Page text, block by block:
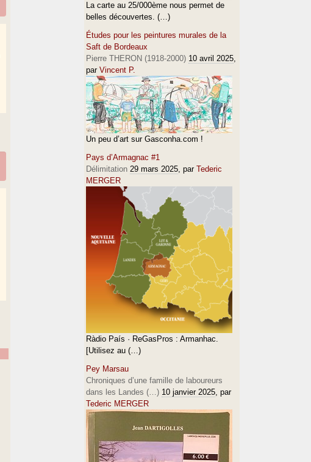
La carte au 25/000ème nous permet de
belles découvertes. (…)
Études pour les peintures murales de la
Saft de Bordeaux
Pierre THERON (1918-2000) 10 avril 2025,
par Vincent P.
Un peu d’art sur Gasconha.com !
Pays d’Armagnac #1
Délimitation 29 mars 2025, par Tederic
MERGER
Ràdio País · ReGasPros : Armanhac.
[Utilisez au (…)
Pey Marsau
Chroniques d’une famille de laboureurs
dans les Landes (…) 10 janvier 2025, par
Tederic MERGER